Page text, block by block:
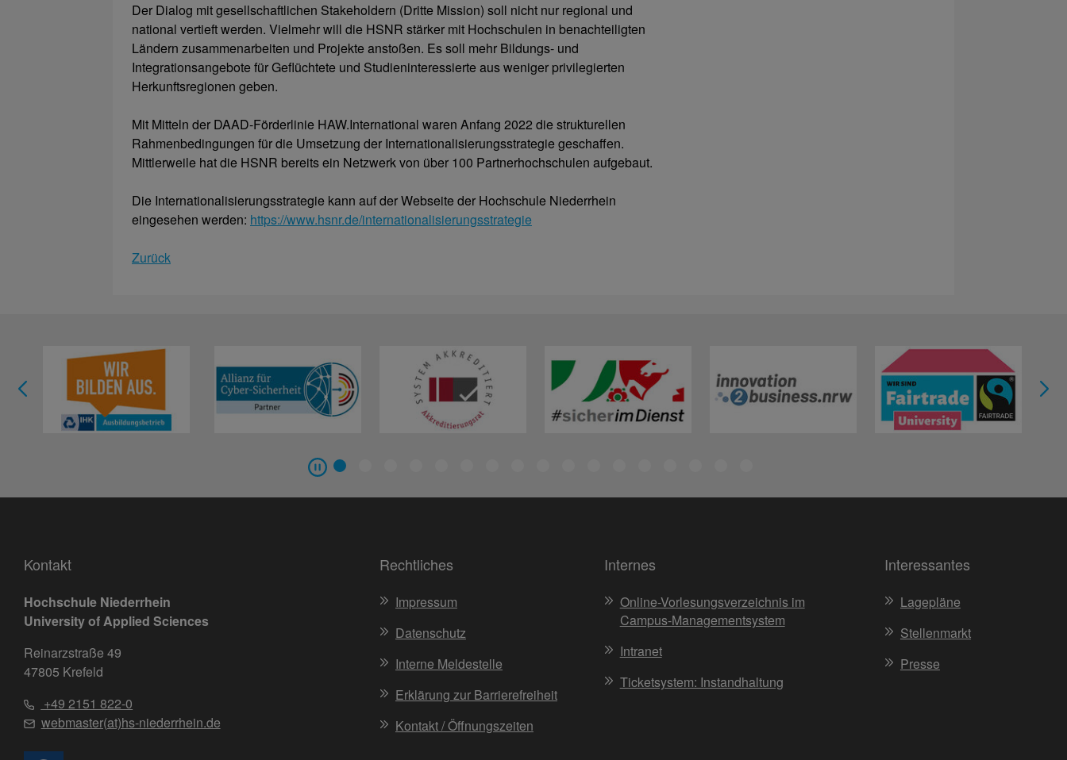
Der Dialog mit gesellschaftlichen Stakeholdern (Dritte Mission) soll nicht nur regional und
national vertieft werden. Vielmehr will die HSNR stärker mit Hochschulen in benachteiligten
Ländern zusammenarbeiten und Projekte anstoßen. Es soll mehr Bildungs- und
Integrationsangebote für Geflüchtete und Studieninteressierte aus weniger privilegierten
Herkunftsregionen geben.
Mit Mitteln der DAAD-Förderlinie HAW.International waren Anfang 2022 die strukturellen
Rahmenbedingungen für die Umsetzung der Internationalisierungsstrategie geschaffen.
Mittlerweile hat die HSNR bereits ein Netzwerk von über 100 Partnerhochschulen aufgebaut.
Die Internationalisierungsstrategie kann auf der Webseite der Hochschule Niederrhein
eingesehen werden: https://www.hsnr.de/internationalisierungsstrategie
Zurück
Kontakt
Hochschule Niederrhein
University of Applied Sciences
Reinarzstraße 49
47805 Krefeld
+49 2151 822-0
webmaster(at)hs-niederrhein.de
Rechtliches
Impressum
Datenschutz
Interne Meldestelle
Erklärung zur Barrierefreiheit
Kontakt / Öffnungszeiten
Internes
Online-Vorlesungsverzeichnis im
Campus-Managementsystem
Intranet
Ticketsystem: Instandhaltung
Interessantes
Lagepläne
Stellenmarkt
Presse